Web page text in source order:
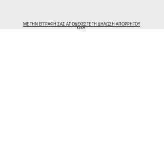
ΜΕ ΤΗΝ ΕΓΓΡΑΦΗ ΣΑΣ ΑΠΟΔΕΧΕΣΤΕ ΤΗ ΔΗΛΩΣΗ ΑΠΟΡΡΗΤΟΥ
ΜΑΣ.